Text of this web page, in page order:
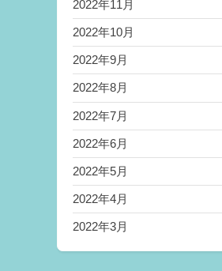
2022年11月
2022年10月
2022年9月
2022年8月
2022年7月
2022年6月
2022年5月
2022年4月
2022年3月